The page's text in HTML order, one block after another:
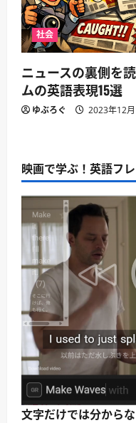
社会
ニュースの裏側を
ムの英語表現15選
ゆぶろぐ 2023年12
映画で学ぶ！英語フ
文字だけでは分から